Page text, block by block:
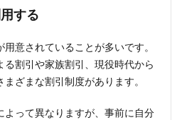
する
意されていることが多いです。
割引や家族割引、現役時代から
ざまな割引制度があります。
よって異なりますが、事前に自分